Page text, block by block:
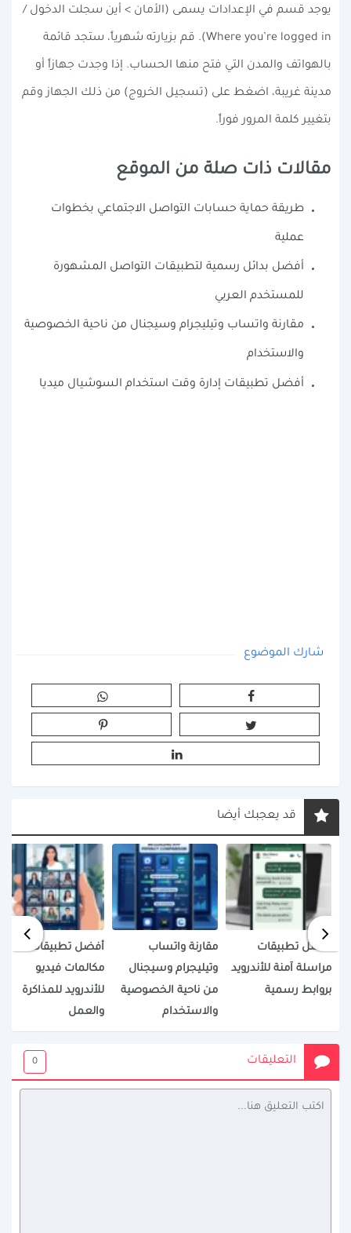
يوجد قسم في الإعدادات يسمى (الأمان > أين سجلت الدخول /
Where you’re logged in). قم بزيارته شهرياً، ستجد قائمة
بالهواتف والمدن التي فتح منها الحساب. إذا وجدت جهازاً أو
مدينة غريبة، اضغط على (تسجيل الخروج) من ذلك الجهاز وقم
بتغيير كلمة المرور فوراً.
مقالات ذات صلة من الموقع
طريقة حماية حسابات التواصل الاجتماعي بخطوات
عملية
أفضل بدائل رسمية لتطبيقات التواصل المشهورة
للمستخدم العربي
مقارنة واتساب وتيليجرام وسيجنال من ناحية الخصوصية
والاستخدام
أفضل تطبيقات إدارة وقت استخدام السوشيال ميديا
شارك الموضوع
قد يعجبك أيضا
أفضل تطبيقات
مراسلة آمنة للأندرويد
بروابط رسمية
مقارنة واتساب
وتيليجرام وسيجنال
من ناحية الخصوصية
والاستخدام
أفضل تطبيقات
مكالمات فيديو
للأندرويد للمذاكرة
والعمل
التعليقات 0